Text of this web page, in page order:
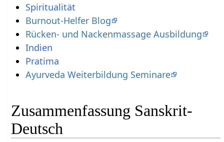
Spiritualität
Burnout-Helfer Blog
Rücken- und Nackenmassage Ausbildung
Pratima
Ayurveda Weiterbildung Seminare
Zusammenfassung Sanskrit-
Deutsch